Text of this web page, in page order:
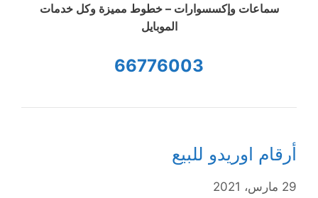
سماعات وإكسسوارات – خطوط مميزة وكل خدمات
الموبايل
66776003
أرقام اوريدو للبيع
29 مارس، 2021